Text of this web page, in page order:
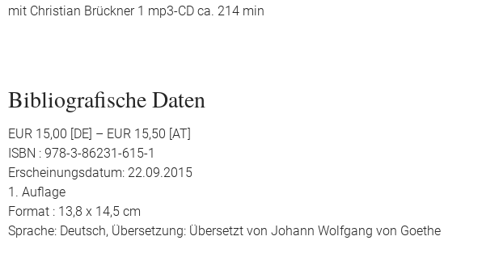
mit Christian Brückner 1 mp3-CD ca. 214 min
Bibliografische Daten
EUR 15,00 [DE] – EUR 15,50 [AT]
ISBN : 978-3-86231-615-1
Erscheinungsdatum: 22.09.2015
1. Auflage
Format : 13,8 x 14,5 cm
Sprache: Deutsch, Übersetzung: Übersetzt von Johann Wolfgang von Goethe